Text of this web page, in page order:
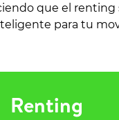
que el renting
para tu
Renting